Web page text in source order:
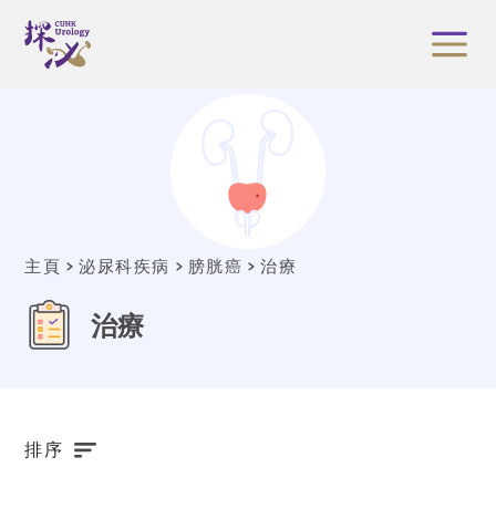
主頁 泌尿科疾病 膀胱癌 治療
治療
排序